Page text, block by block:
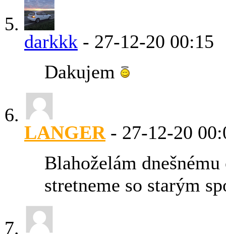
darkkk - 27-12-20 00:15
Dakujem
LANGER- 27-12-20
Blahoželám
stretneme so starým